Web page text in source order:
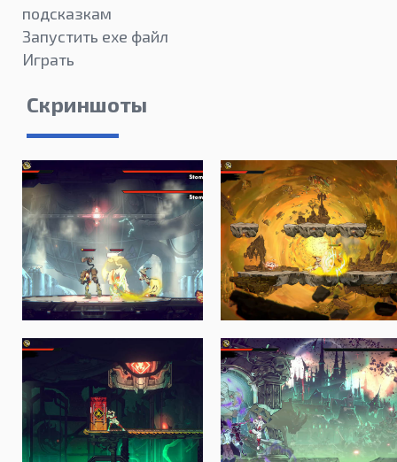
подсказкам
Запустить exe файл
Играть
Скриншоты